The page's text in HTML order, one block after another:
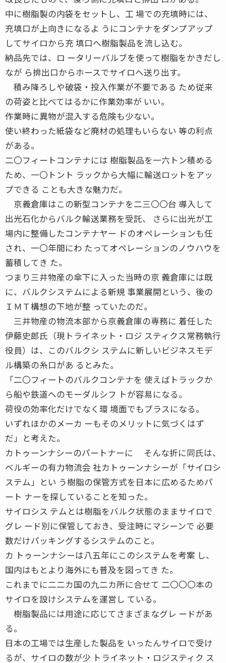
中に樹脂製の内袋をセットし、工 場での充填時には、
充填口が上向きになるよ うにコンテナをダンプアップ
してサイロから充 填口へ樹脂製品を流し込む。
納品先では、ロ ータリーバルブを使って樹脂をかきだし
なが ら排出口からホースでサイロへ送り出す。
積み降ろしや破袋・投入作業が不要である ため従来
の荷姿と比べてはるかに作業効率が いい。
作業時に異物が混入する危険も少ない。
使い終わった紙袋など廃材の処理もいらない 等の利点
がある。
二〇フィートコンテナには 樹脂製品を一六トン積める
ため、一〇トント ラックから大幅に輸送ロットをアッ
プできる ことも大きな魅力だ。
京義倉庫はこの新型コンテナを二三〇〇台 導入して
出光石化からバルク輸送業務を受託、 さらに出光が工
場内に整備したコンテナヤー ドのオペレーションも任
され、一〇年間にわ たってオペレーションのノウハウを
蓄積してき た。
つまり三井物産の傘下に入った当時の京 義倉庫には既
に、バルクシステムによる新規 事業展開という、後の
ＩＭＴ構想の下地が整 っていたのだ。
三井物産の物流本部から京義倉庫の専務に 着任した
伊藤史郎氏（現トライネット・ロジ スティクス常務執行
役員）は、このバルクシ ステムに新しいビジネスモデ
ル構築の糸口があ るとみた。
「二〇フィートのバルクコンテナを 使えばトラックか
ら船や鉄道へのモーダルシフ トが容易になる。
荷役の効率化だけでなく環 境面でもプラスになる。
いずれほかのメーカ ーもそのメリットに気づくはず
だ」と考えた。
カトゥーンナシーのパートナーに そんな折に同氏は、
ベルギーの有力物流会 社カトゥーンナシーが「サイロシ
ステム」とい う樹脂の保管方式を日本に広めるためパ
ート ナーを探していることを知った。
サイロシス テムとは樹脂をバルク状態のままサイロで
グレ ード別に保管しておき、受注時にマシーンで 必要
数だけパッキングするシステムのこと。
カ トゥーンナシーは八五年にこのシステムを考案 し、
国内はもとより海外にも普及を図ってき た。
これまでに二二カ国の九二カ所に合せて 二〇〇〇本の
サイロを設けシステムを運営し ている。
樹脂製品には用途に応じてさまざまなグレ ードがあ
る。
日本の工場では生産した製品を いったんサイロで受け
るが、サイロの数が少 トライネット・ロジスティク ス